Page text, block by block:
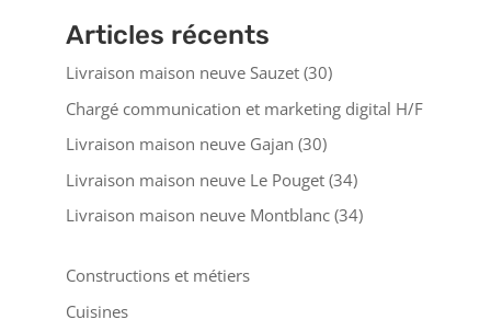
Articles récents
Livraison maison neuve Sauzet (30)
Chargé communication et marketing digital H/F
Livraison maison neuve Gajan (30)
Livraison maison neuve Le Pouget (34)
Livraison maison neuve Montblanc (34)
Constructions et métiers
Cuisines